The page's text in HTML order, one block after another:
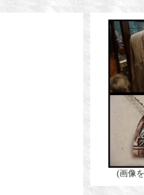
(画像